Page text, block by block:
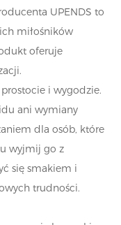
UPENDS to
miłośników
oferuje
i wygodzie.
ani wymiany
dla osób, które
wyjmij go z
się smakiem i
trudności.